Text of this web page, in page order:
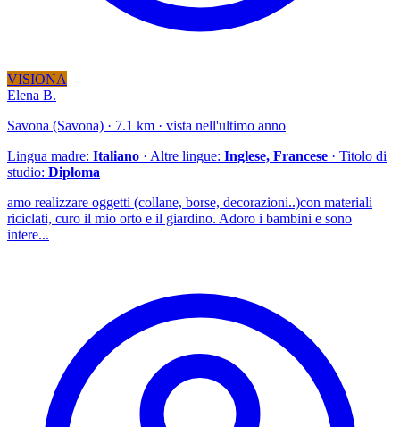
VISIONA
Elena B.
Savona (Savona) · 7.1 km · vista nell'ultimo anno
Lingua madre: Italiano · Altre lingue: Inglese, Francese · Titolo di
studio: Diploma
amo realizzare oggetti (collane, borse, decorazioni..)con materiali
riciclati, curo il mio orto e il giardino. Adoro i bambini e sono
intere...